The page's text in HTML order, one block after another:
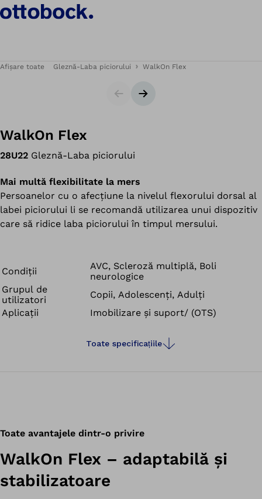
Afișare toate Gleznă-Laba piciorului WalkOn Flex
CursorUrmătorul diapozitiv
WalkOn Flex
28U22 Gleznă-Laba piciorului
Mai multă flexibilitate la mers
Persoanelor cu o afecțiune la nivelul flexorului dorsal al
labei piciorului li se recomandă utilizarea unui dispozitiv
care să ridice laba piciorului în timpul mersului.
Condiții
AVC, Scleroză multiplă, Boli
neurologice
Grupul de
utilizatori
Copii, Adolescenți, Adulți
Aplicații
Imobilizare și suport/ (OTS)
Toate specificațiile
Toate avantajele dintr-o privire
WalkOn Flex – adaptabilă și
stabilizatoare